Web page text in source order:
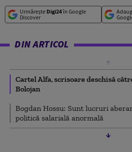
Urmărește Digi24în Google
Discover
DIN ARTICOL
Cartel Alfa, scrisoare deschisă
Bolojan
Bogdan Hossu: Sunt lucruri
politică salarială anormală